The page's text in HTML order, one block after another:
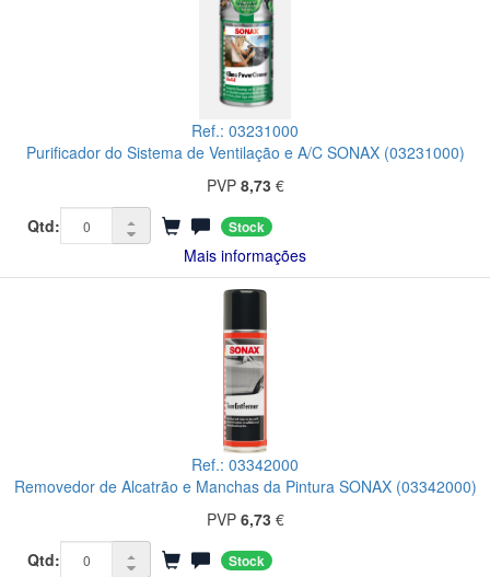
Ref.: 03231000
Purificador do Sistema de Ventilação e A/C SONAX (03231000)
PVP 8,73 €
Qtd:
Stock
Mais informações
Ref.: 03342000
Removedor de Alcatrão e Manchas da Pintura SONAX (03342000)
PVP 6,73 €
Qtd:
Stock